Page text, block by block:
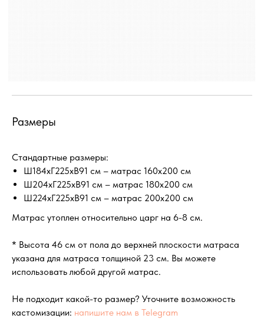
Размеры
Стандартные размеры:
Ш184хГ225хВ91 см – матрас 160х200 см
Ш204хГ225хВ91 см – матрас 180х200 см
Ш224хГ225хВ91 см – матрас 200х200 см
Матрас утоплен относительно царг на 6-8 см.
* Высота 46 см от пола до верхней плоскости матраса
указана для матраса толщиной 23 см. Вы можете
использовать любой другой матрас.
Не подходит какой-то размер? Уточните возможность
кастомизации: напишите нам в Telegram